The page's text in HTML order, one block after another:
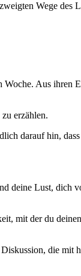
Wege des
Woche. Aus ihren
erzählen.
darauf hin,
deine Lust, dich
mit der du
die mit